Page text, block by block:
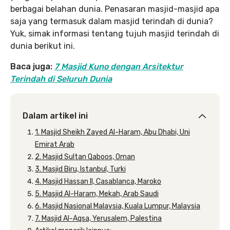
berbagai belahan dunia. Penasaran masjid-masjid apa
saja yang termasuk dalam masjid terindah di dunia?
Yuk, simak informasi tentang tujuh masjid terindah di
dunia berikut ini.
Baca juga: 7 Masjid Kuno dengan Arsitektur
Terindah di Seluruh Dunia
Dalam artikel ini
1. Masjid Sheikh Zayed Al-Haram, Abu Dhabi, Uni
Emirat Arab
2. Masjid Sultan Qaboos, Oman
3. Masjid Biru, Istanbul, Turki
4. Masjid Hassan II, Casablanca, Maroko
5. Masjid Al-Haram, Mekah, Arab Saudi
6. Masjid Nasional Malaysia, Kuala Lumpur, Malaysia
7. Masjid Al-Aqsa, Yerusalem, Palestina